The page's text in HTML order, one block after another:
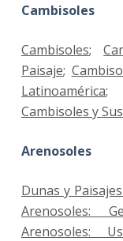
Cambisoles
Cambisoles;
Paisaje;
Latinoamérica;
Cambisoles y
Arenosoles
Dunas y
Arenosoles:
Arenosoles: